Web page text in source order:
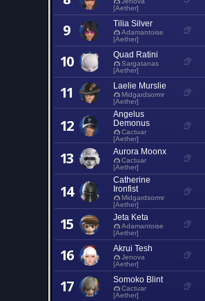
[Aether]
9 Tilia Silver
Adamantoise
[Aether]
10 Quad Ratini
Sargatanas
[Aether]
11 Laelie Murslie
Midgardsormr
[Aether]
12
Angelus
Demonus
Cactuar
[Aether]
13 Aurora Moonx
Cactuar
[Aether]
14
Catherine
Ironfist
Midgardsormr
[Aether]
15 Jeta Keta
Adamantoise
[Aether]
16 Akrui Tesh
Jenova
[Aether]
17 Somoko Blint
Cactuar
[Aether]